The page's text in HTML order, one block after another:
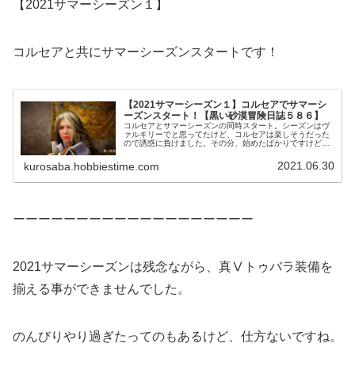
【2021サマーシーズン１】
コルセアと共にサマーシーズンスタートです！
【2021サマーシーズン１】コルセアでサマーシ
ーズンスタート！【黒い砂漠冒険日誌５８６】
コルセアとサマーシーズンの同時スタート。シーズンはヴ
ァルキリーでと思ってたけど、コルセアは楽しそうだった
ので誘惑に負けました。その分、始めたばかりですけど楽
kurosaba.hobbiestime.com 2021.06.30
ーーーーーーーーーーーーーーーーーーー
2021サマーシーズンは残念ながら、真Ⅴトゥバラ装備を
揃える事ができませんでした。
のんびりやり過ぎたってのもあるけど、仕方ないですね。